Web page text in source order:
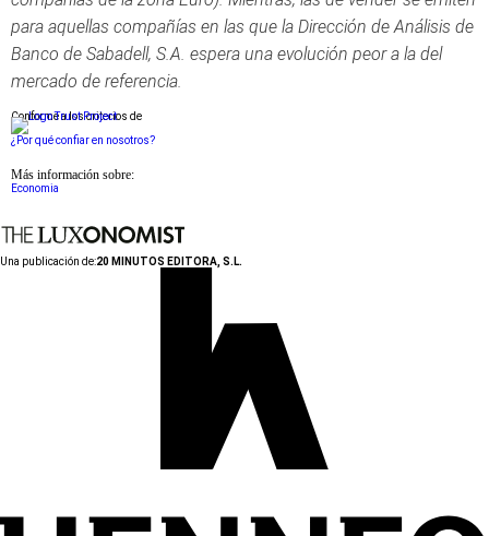
para aquellas compañías en las que la Dirección de Análisis de
Banco de Sabadell, S.A. espera una evolución peor a la del
mercado de referencia.
Conforme a los criterios de
¿Por qué confiar en nosotros?
Más información sobre:
Economia
Una publicación de:20 MINUTOS EDITORA, S.L.